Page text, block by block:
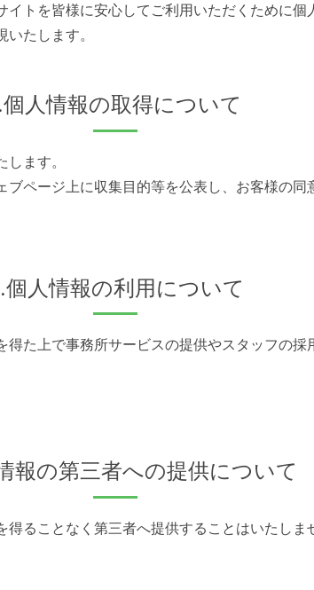
トを皆様に安心してご利用いただくために
たします。
個人情報の取得について
ます。
ページ上に収集目的等を公表し、お客様の同
個人情報の利用について
た上で事務所サービスの提供やスタッフの
報の第三者への提供について
ることなく第三者へ提供することはいたしま